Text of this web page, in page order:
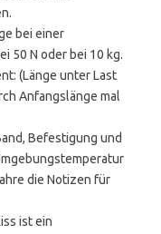
bei einer
50 N oder bei 10 kg.
(Länge unter Last
Anfangslänge mal
Befestigung und
die Notizen für
ist ein